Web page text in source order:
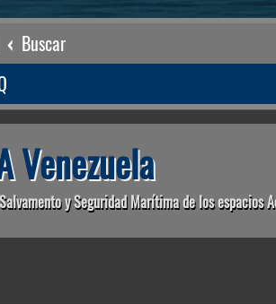
Buscar
Venezuela
y Seguridad Marítima de los espacios